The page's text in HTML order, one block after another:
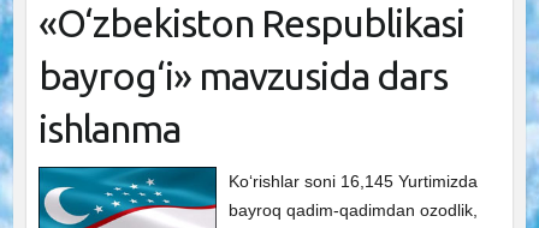
«O‘zbekiston Respublikasi
bayrog‘i» mavzusida dars
ishlanma
Ko‘rishlar soni 16,145 Yurtimizda
bayroq qadim-qadimdan ozodlik,